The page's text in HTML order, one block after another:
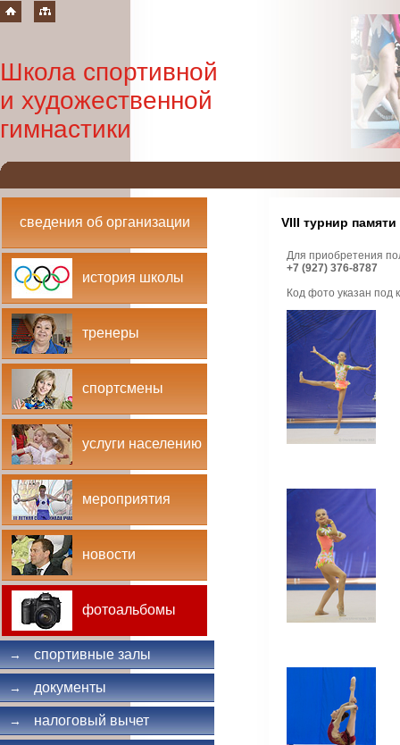
Школа спортивной
и художественной
гимнастики
сведения об организации
история школы
тренеры
спортсмены
услуги населению
мероприятия
новости
фотоальбомы
→ спортивные залы
→ документы
→ налоговый вычет
VIII турнир
Для приобретения
+7 (927) 376-8787
Код фото указан под